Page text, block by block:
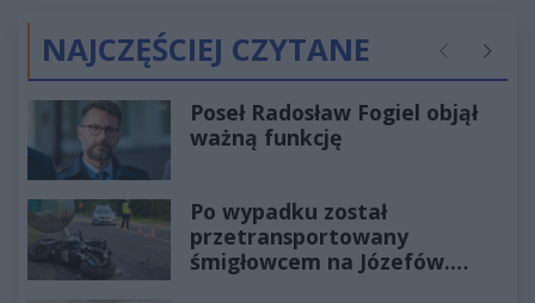
NAJCZĘŚCIEJ CZYTANE Poprzednie
Poseł Radosław Fogiel objął
ważną funkcję
Po wypadku został
przetransportowany
śmigłowcem na Józefów.